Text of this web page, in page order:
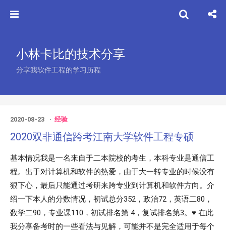
小林卡比的技术分享
分享我软件工程的学习历程
2020-08-23 经验
2020双非通信跨考江南大学软件工程专硕
基本情况我是一名来自于二本院校的考生，本科专业是通信工
程。出于对计算机和软件的热爱，由于大一转专业的时候没有
狠下心，最后只能通过考研来跨专业到计算机和软件方向。介
绍一下本人的分数情况，初试总分352，政治72，英语二80，
数学二90，专业课110，初试排名第 4，复试排名第3。♥ 在此
我分享备考时的一些看法与见解，可能并不是完全适用于每个